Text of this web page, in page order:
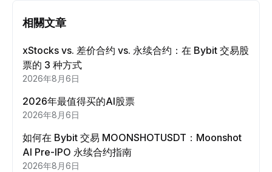
相關文章
xStocks vs. 差价合约 vs. 永续合约：在 Bybit 交易股
票的 3 种方式
2026年8月6日
2026年最值得买的AI股票
2026年8月6日
如何在 Bybit 交易 MOONSHOTUSDT：Moonshot
AI Pre-IPO 永续合约指南
2026年8月6日